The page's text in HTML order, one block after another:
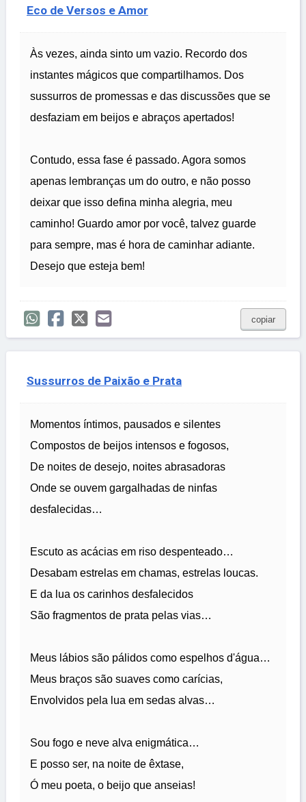
Eco de Versos e Amor
Às vezes, ainda sinto um vazio. Recordo dos
instantes mágicos que compartilhamos. Dos
sussurros de promessas e das discussões que se
desfaziam em beijos e abraços apertados!
Contudo, essa fase é passado. Agora somos
apenas lembranças um do outro, e não posso
deixar que isso defina minha alegria, meu
caminho! Guardo amor por você, talvez guarde
para sempre, mas é hora de caminhar adiante.
Desejo que esteja bem!
copiar
Sussurros de Paixão e Prata
Momentos íntimos, pausados e silentes
Compostos de beijos intensos e fogosos,
De noites de desejo, noites abrasadoras
Onde se ouvem gargalhadas de ninfas
desfalecidas…
Escuto as acácias em riso despenteado…
Desabam estrelas em chamas, estrelas loucas.
E da lua os carinhos desfalecidos
São fragmentos de prata pelas vias…
Meus lábios são pálidos como espelhos d'água…
Meus braços são suaves como carícias,
Envolvidos pela lua em sedas alvas…
Sou fogo e neve alva enigmática…
E posso ser, na noite de êxtase,
Ó meu poeta, o beijo que anseias!